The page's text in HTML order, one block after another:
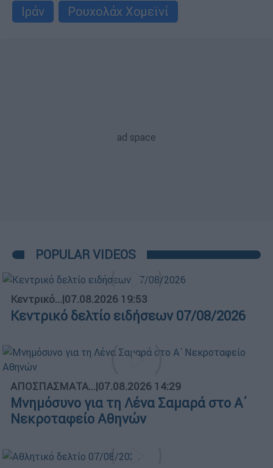
Ιράν
Ρουχολάχ Χομεϊνί
POPULAR VIDEOS
Κεντρικό...|07.08.2026 19:53
Κεντρικό δελτίο ειδήσεων 07/08/2026
ΑΠΟΣΠΑΣΜΑΤΑ...|07.08.2026 14:29
Μνημόσυνο για τη Λένα Σαμαρά στο Α΄
Νεκροταφείο Αθηνών